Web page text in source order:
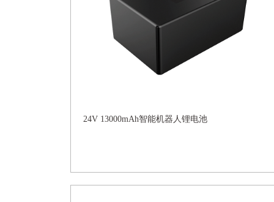
24V 13000mAh智能机器人锂电池